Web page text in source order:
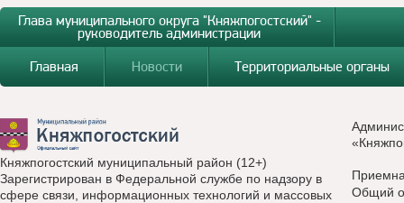
Глава муниципального округа "Княжпогостский" -
руководитель администрации
Главная
Новости Территориальные органы
Княжпогостский муниципальный район (12+)
Зарегистрирован в Федеральной службе по надзору в
сфере связи, информационных технологий и массовых
Общий